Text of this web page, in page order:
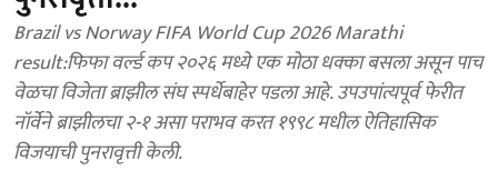
Brazil vs Norway FIFA World Cup 2026 Marathi
result:फिफा वर्ल्ड कप २०२६ मध्ये एक मोठा धक्का बसला असून पाच
वेळचा विजेता ब्राझील संघ स्पर्धेबाहेर पडला आहे. उपउपांत्यपूर्व फेरीत
नॉर्वेने ब्राझीलचा २-१ असा पराभव करत १९९८ मधील ऐतिहासिक
विजयाची पुनरावृत्ती केली.